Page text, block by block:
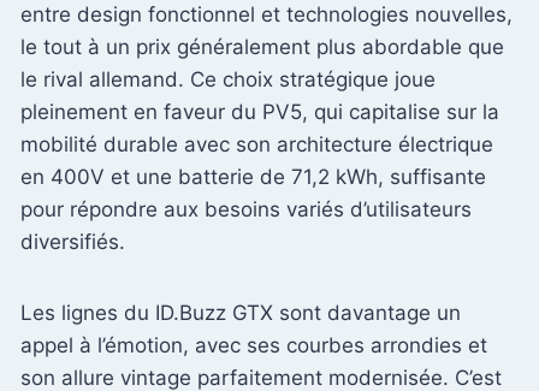
entre design fonctionnel et technologies nouvelles,
le tout à un prix généralement plus abordable que
le rival allemand. Ce choix stratégique joue
pleinement en faveur du PV5, qui capitalise sur la
mobilité durable avec son architecture électrique
en 400V et une batterie de 71,2 kWh, suffisante
pour répondre aux besoins variés d’utilisateurs
diversifiés.
Les lignes du ID.Buzz GTX sont davantage un
appel à l’émotion, avec ses courbes arrondies et
son allure vintage parfaitement modernisée. C’est